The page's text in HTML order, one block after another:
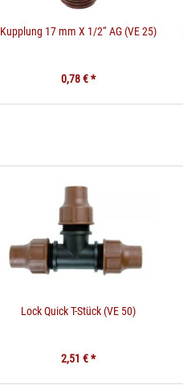
Kupplung 17 mm X 1/2“ AG (VE 25)
0,78 € *
Lock Quick T-Stück (VE 50)
2,51 € *